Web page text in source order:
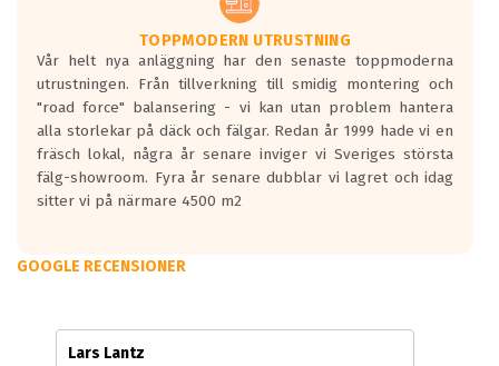
TOPPMODERN UTRUSTNING
Vår helt nya anläggning har den senaste toppmoderna
utrustningen. Från tillverkning till smidig montering och
"road force" balansering - vi kan utan problem hantera
alla storlekar på däck och fälgar. Redan år 1999 hade vi en
fräsch lokal, några år senare inviger vi Sveriges största
fälg-showroom. Fyra år senare dubblar vi lagret och idag
sitter vi på närmare 4500 m2
GOOGLE RECENSIONER
Lars Lantz